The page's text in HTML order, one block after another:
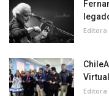
Editora
Editora